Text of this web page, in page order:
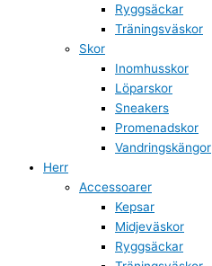
Ryggsäckar
Träningsväskor
Skor
Inomhusskor
Löparskor
Sneakers
Promenadskor
Vandringskängor
Herr
Accessoarer
Kepsar
Midjeväskor
Ryggsäckar